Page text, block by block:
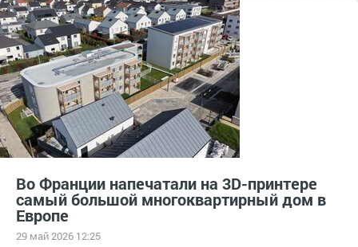
стройка и ремонт соломенные крыши дожди
Во Франции напечатали на 3D-принтере
самый большой многоквартирный дом в
Европе
29 май 2026 12:25